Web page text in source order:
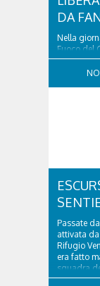
DA
Nella
Fuoco del
località
di
Passate
attivata
Rifugio
era fatto
squadra
ha quindi